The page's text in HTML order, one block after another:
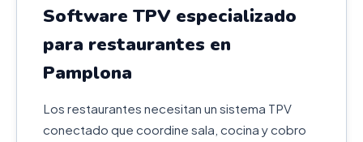
Software TPV especializado
para restaurantes en
Pamplona
Los restaurantes necesitan un sistema TPV
conectado que coordine sala, cocina y cobro